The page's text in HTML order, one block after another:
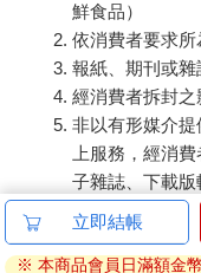
鮮食品）
依消費者要求所
報紙、期刊或雜
經消費者拆封之
非以有形媒介
上服務，經消
子雜誌、下載
已拆封之個人
若非上列種類商品